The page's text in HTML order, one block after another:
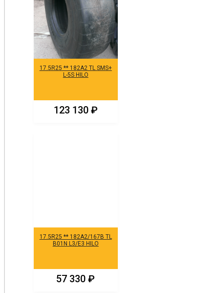
17.5R25 ** 182A2 TL SMS+
L-5S HILO
123 130 ₽
17.5R25 ** 182A2/167B TL
B01N L3/E3 HILO
57 330₽